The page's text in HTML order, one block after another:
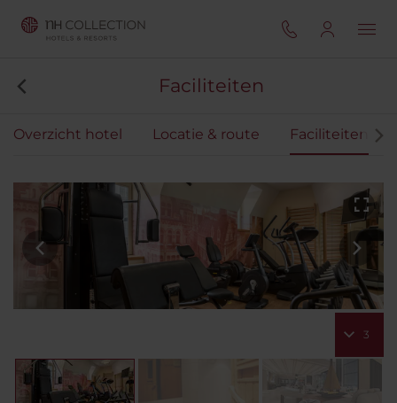
Faciliteiten
Overzicht hotel Locatie & route Faciliteiten
3